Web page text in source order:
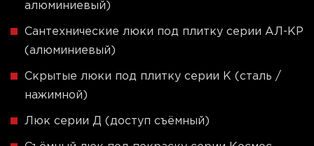
алюминиевый)
Сантехнические люки под плитку серии АЛ-КР
(алюминиевый)
Скрытые люки под плитку серии K (сталь /
нажимной)
Люк серии Д (доступ съёмный)